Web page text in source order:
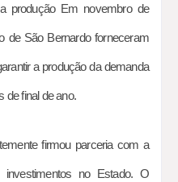
produção Em novembro de
de São Bernardo forneceram
a produção da demanda
de final de ano.
firmou parceria com a
no Estado. O